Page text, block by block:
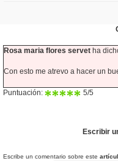
Rosa maria flores servetha
Con esto me atrevo a hacer un
Puntuación: 5/5
Escribir
Escribe un comentario sobre este